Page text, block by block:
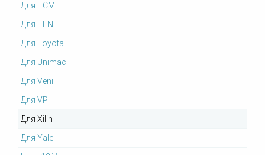
Для TCM
Для TFN
Для Toyota
Для Unimac
Для Veni
Для VP
Для Xilin
Для Yale